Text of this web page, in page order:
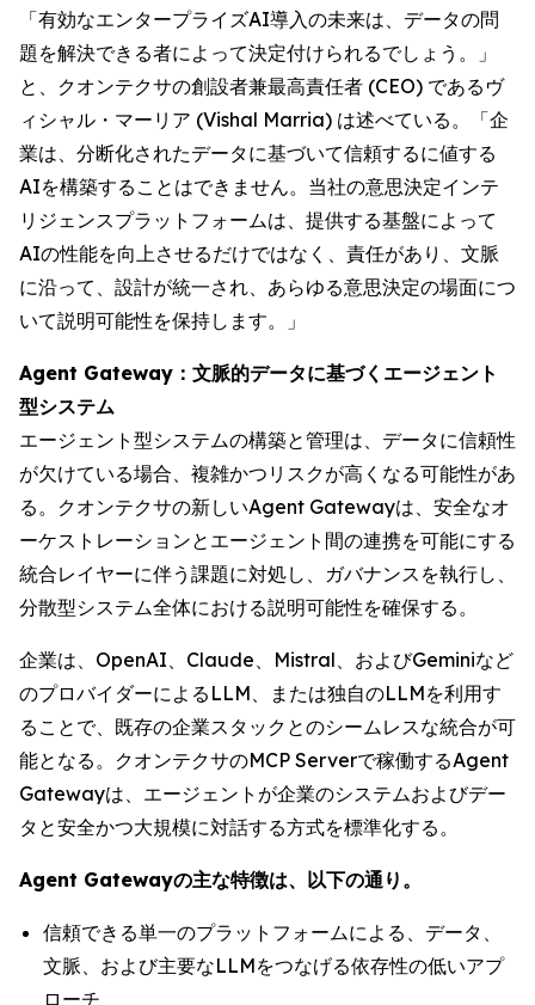
「有効なエンタープライズAI導入の未来は、データの問
題を解決できる者によって決定付けられるでしょう。」
と、クオンテクサの創設者兼最高責任者 (CEO) であるヴ
ィシャル・マーリア (Vishal Marria) は述べている。「企
業は、分断化されたデータに基づいて信頼するに値する
AIを構築することはできません。当社の意思決定インテ
リジェンスプラットフォームは、提供する基盤によって
AIの性能を向上させるだけではなく、責任があり、文脈
に沿って、設計が統一され、あらゆる意思決定の場面につ
いて説明可能性を保持します。」
Agent Gateway：文脈的データに基づくエージェント
型システム
エージェント型システムの構築と管理は、データに信頼性
が欠けている場合、複雑かつリスクが高くなる可能性があ
る。クオンテクサの新しいAgent Gatewayは、安全なオ
ーケストレーションとエージェント間の連携を可能にする
統合レイヤーに伴う課題に対処し、ガバナンスを執行し、
分散型システム全体における説明可能性を確保する。
企業は、OpenAI、Claude、Mistral、およびGeminiなど
のプロバイダーによるLLM、または独自のLLMを利用す
ることで、既存の企業スタックとのシームレスな統合が可
能となる。クオンテクサのMCP Serverで稼働するAgent
Gatewayは、エージェントが企業のシステムおよびデー
タと安全かつ大規模に対話する方式を標準化する。
Agent Gatewayの主な特徴は、以下の通り。
信頼できる単一のプラットフォームによる、データ、
文脈、および主要なLLMをつなげる依存性の低いアプ
ローチ